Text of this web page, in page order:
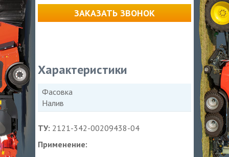
ЗАКАЗАТЬ ЗВОНОК
Характеристики
Фасовка
Налив
ТУ: 2121-342-00209438-04
Применение: